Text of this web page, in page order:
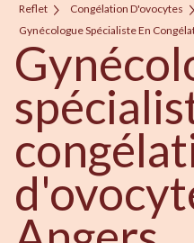
Reflet Congélation D'ovocytes
Gynécologue Spécialiste En